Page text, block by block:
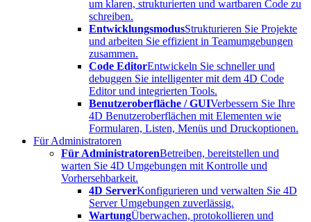
um klaren, strukturierten und wartbaren Code zu
schreiben.
EntwicklungsmodusStrukturieren Sie Projekte
und arbeiten Sie effizient in Teamumgebungen
zusammen.
Code EditorEntwickeln Sie schneller und
debuggen Sie intelligenter mit dem 4D Code
Editor und integrierten Tools.
Benutzeroberfläche / GUIVerbessern Sie Ihre
4D Benutzeroberflächen mit Elementen wie
Formularen, Listen, Menüs und Druckoptionen.
Für Administratoren
Für AdministratorenBetreiben, bereitstellen und
warten Sie 4D Umgebungen mit Kontrolle und
Vorhersehbarkeit.
4D ServerKonfigurieren und verwalten Sie 4D
Server Umgebungen zuverlässig.
WartungÜberwachen, protokollieren und